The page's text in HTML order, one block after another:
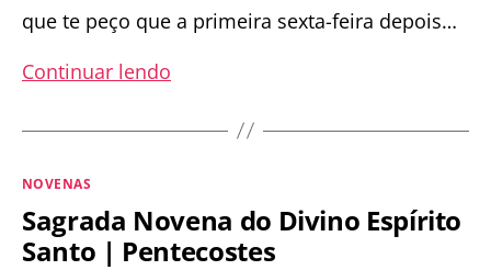
que te peço que a primeira sexta-feira depois…
Continuar lendo
Sagrado
Jesus
Categorias
NOVENAS
Sagrada Novena do Divino Espírito
Santo | Pentecostes